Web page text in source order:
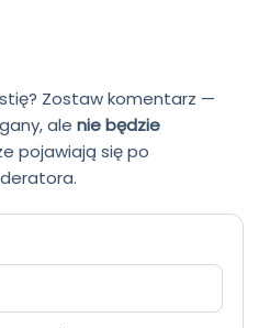
Zostaw komentarz —
ale nie będzie
pojawiają się po